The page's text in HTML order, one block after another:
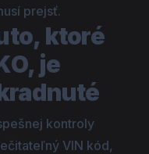
prejsť.
ktoré
je
kontroly
VIN kód,